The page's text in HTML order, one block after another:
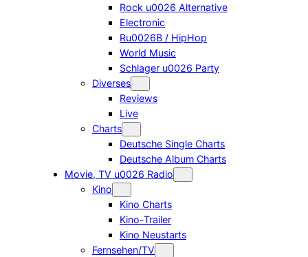
Rock u0026 Alternative
Electronic
Ru0026B / HipHop
World Music
Schlager u0026 Party
Diverses
Reviews
Live
Charts
Deutsche Single Charts
Deutsche Album Charts
Movie, TV u0026 Radio
Kino
Kino Charts
Kino-Trailer
Kino Neustarts
Fernsehen/TV